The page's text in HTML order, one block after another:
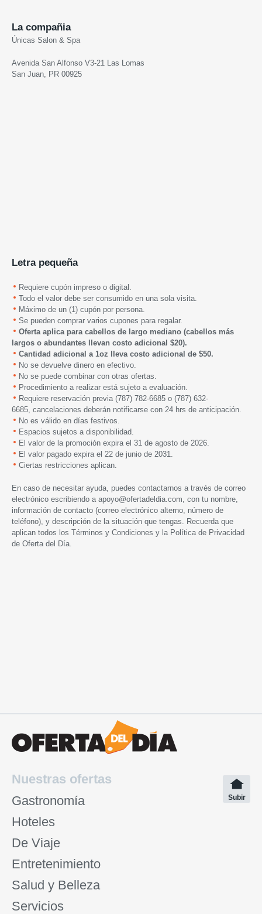
La compañia
Únicas Salon & Spa
Avenida San Alfonso V3-21 Las Lomas
San Juan, PR 00925
Letra pequeña
Requiere cupón impreso o digital.
Todo el valor debe ser consumido en una sola visita.
Máximo de un (1) cupón por persona.
Se pueden comprar varios cupones para regalar.
Oferta aplica para cabellos de largo mediano (cabellos más
largos o abundantes llevan costo adicional $20).
Cantidad adicional a 1oz lleva costo adicional de $50.
No se devuelve dinero en efectivo.
No se puede combinar con otras ofertas.
Procedimiento a realizar está sujeto a evaluación.
Requiere reservación previa (787) 782-6685 o (787) 632-
6685, cancelaciones deberán notificarse con 24 hrs de anticipación.
No es válido en días festivos.
Espacios sujetos a disponibilidad.
El valor de la promoción expira el 31 de agosto de 2026.
El valor pagado expira el 22 de junio de 2031.
Ciertas restricciones aplican.
En caso de necesitar ayuda, puedes contactarnos a través de correo
electrónico escribiendo a apoyo@ofertadeldia.com , con tu nombre,
información de contacto (correo electrónico alterno, número de
teléfono), y descripción de la situación que tengas. Recuerda que
aplican todos los Términos y Condiciones y la Política de Privacidad
de Oferta del Día.
Nuestras ofertas
Gastronomía
Hoteles
De Viaje
Entretenimiento
Salud y Belleza
Servicios
Subir